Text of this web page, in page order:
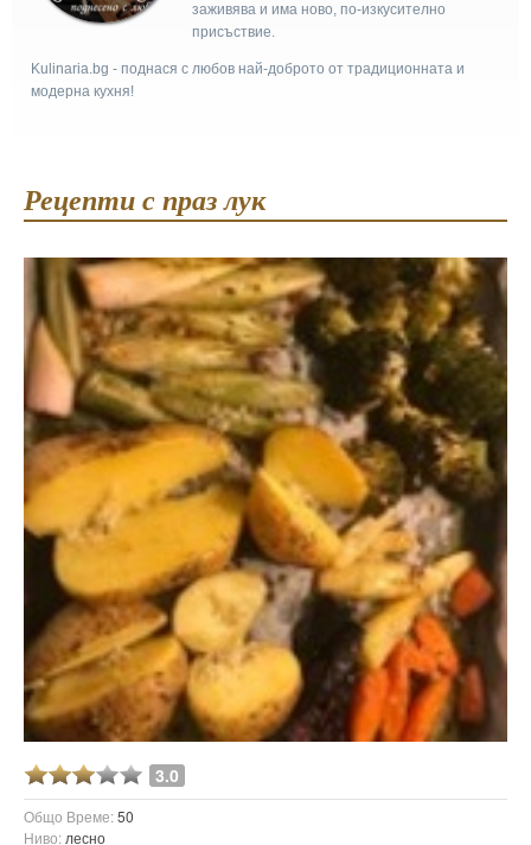
заживява и има ново, по-изкусително
присъствие.
Kulinaria.bg - поднася с любов най-доброто от традиционната и
модерна кухня!
Рецепти с праз лук
3.0
Общо Време:50
Ниво: лесно